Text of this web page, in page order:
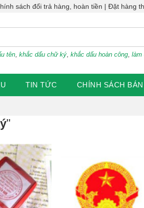
sách đổi trả hàng, hoàn tiền Đặt hàng
tên, khắc dấu chữ ký, khắc dấu hoàn công, làm
TIN TỨC CHÍNH SÁCH
"